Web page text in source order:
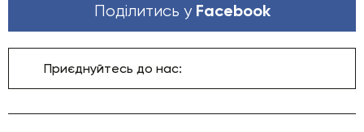
Поділитись у Facebook
Приєднуйтесь до нас: